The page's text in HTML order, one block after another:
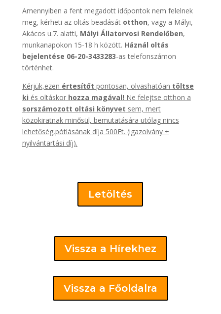
Amennyiben a fent megadott időpontok nem felelnek
meg, kérheti az oltás beadását otthon, vagy a Mályi,
Akácos u.7. alatti, Mályi Állatorvosi Rendelőben,
munkanapokon 15-18 h között. Háznál oltás
bejelentése 06-20-3433283-as telefonszámon
történhet.
Kérjük,ezen értesítőt pontosan, olvashatóan töltse
ki és oltáskorhozza magával! Ne felejtse otthon a
sorszámozott oltási könyvet sem, mert
közokiratnak minősül, bemutatására utólag nincs
lehetőség,pótlásának díja 500Ft. (igazolvány +
nyilvántartási díj).
Letöltés
Vissza a Hírekhez
Vissza a Főoldalra